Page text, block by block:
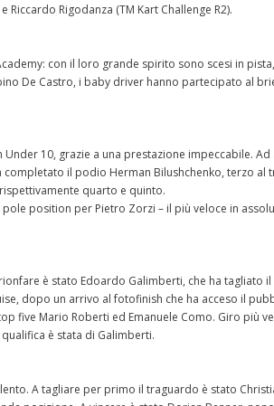
Riccardo Rigodanza (TM Kart Challenge R2).
con il loro grande spirito sono scesi in
De Castro, i baby driver hanno partecipato al
10, grazie a una prestazione impeccabile.
il podio Herman Bilushchenko, terzo al
quarto e quinto.
position per Pietro Zorzi – il più veloce in
è stato Edoardo Galimberti, che ha tagliato
dopo un arrivo al fotofinish che ha acceso il
five Mario Roberti ed Emanuele Como. Giro più
è stata di Galimberti.
A tagliare per primo il traguardo è stato